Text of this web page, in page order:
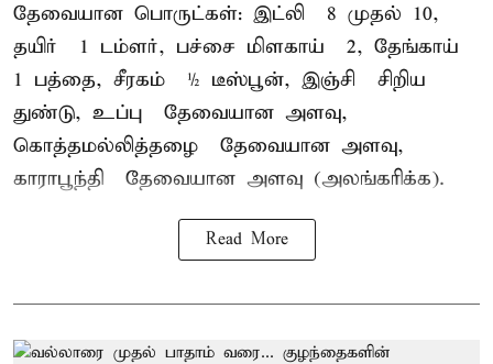
தேவையான பொருட்கள்: இட்லி – 8 முதல் 10,
தயிர் – 1 டம்ளர், பச்சை மிளகாய் – 2, தேங்காய் –
1 பத்தை, சீரகம் – ½ டீஸ்பூன், இஞ்சி – சிறிய
துண்டு, உப்பு – தேவையான அளவு,
கொத்தமல்லித்தழை – தேவையான அளவு,
காராபூந்தி – தேவையான அளவு (அலங்கரிக்க).
Read More